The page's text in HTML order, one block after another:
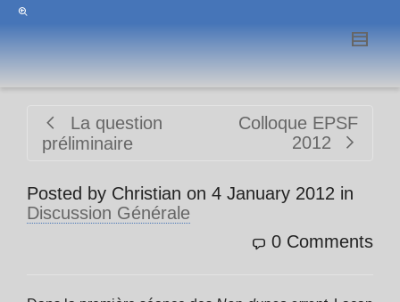
La question
préliminaire
Colloque EPSF
2012
Posted by Christian on 4 January 2012 in
Discussion Générale
0 Comments